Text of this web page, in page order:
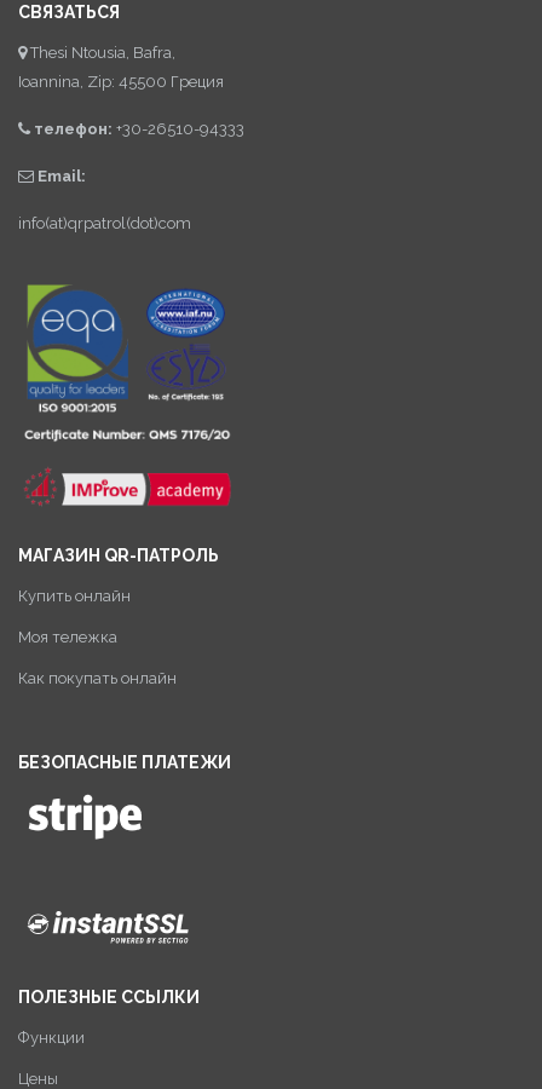
СВЯЗАТЬСЯ
Thesi Ntousia, Bafra,
Ioannina, Zip: 45500 Греция
телефон: +30-26510-94333
Email:
info(at)qrpatrol(dot)com
МАГАЗИН QR-ПАТРОЛЬ
Купить онлайн
Моя тележка
Как покупать онлайн
БЕЗОПАСНЫЕ ПЛАТЕЖИ
ПОЛЕЗНЫЕ ССЫЛКИ
Функции
Цены